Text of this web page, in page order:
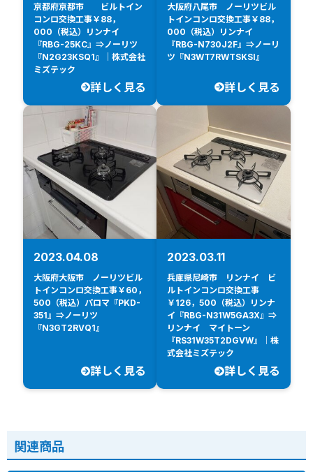
京都府京都市 ビルトイン
コンロ交換工事￥88，
000（税込）リンナイ
『RBG-25KC』⇒ノーリツ
『N2G23KSQ1』｜株式会社
ミズテック
詳しく見る
大阪府八尾市 ノーリツビル
トインコンロ交換工事￥88，
000（税込）リンナイ
『RBG-N730J2F』⇒ノーリ
ツ『N3WT7RWTSKSI』
詳しく見る
2023.04.08
大阪府大阪市 ノーリツビル
トインコンロ交換工事￥60，
500（税込）パロマ『PKD-
351』⇒ノーリツ
『N3GT2RVQ1』
詳しく見る
2023.03.11
兵庫県尼崎市 リンナイ ビ
ルトインコンロ交換工事
￥126，500（税込）リンナ
イ『RBG-N31W5GA3X』⇒
リンナイ マイトーン
『RS31W35T2DGVW』｜株
式会社ミズテック
詳しく見る
関連商品